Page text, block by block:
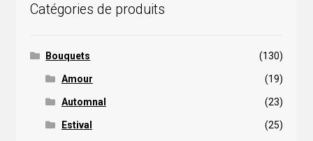
Catégories de produits
Bouquets (130)
Amour (19)
Automnal (23)
Estival (25)